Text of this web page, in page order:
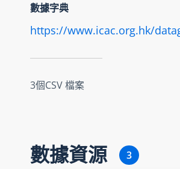
數據字典
https://www.icac.org.hk/
3個CSV 檔案
數據資源 3